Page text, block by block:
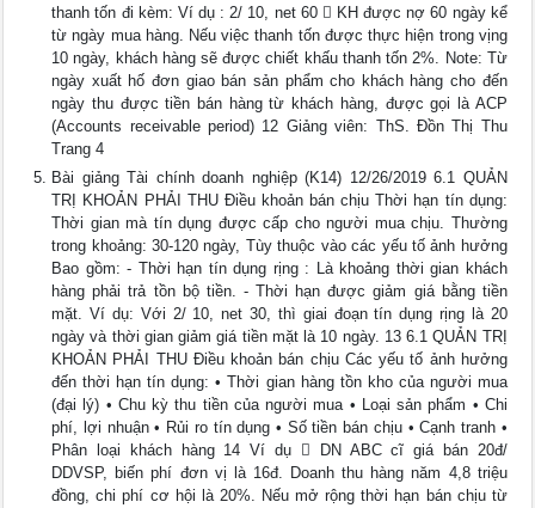
thanh tốn đi kèm: Ví dụ : 2/ 10, net 60  KH được nợ 60 ngày kể
từ ngày mua hàng. Nếu việc thanh tốn được thực hiện trong vịng
10 ngày, khách hàng sẽ được chiết khấu thanh tốn 2%. Note: Từ
ngày xuất hố đơn giao bán sản phẩm cho khách hàng cho đến
ngày thu được tiền bán hàng từ khách hàng, được gọi là ACP
(Accounts receivable period) 12 Giảng viên: ThS. Đồn Thị Thu
Trang 4
Bài giảng Tài chính doanh nghiệp (K14) 12/26/2019 6.1 QUẢN
TRỊ KHOẢN PHẢI THU Điều khoản bán chịu Thời hạn tín dụng:
Thời gian mà tín dụng được cấp cho người mua chịu. Thường
trong khoảng: 30-120 ngày, Tùy thuộc vào các yếu tố ảnh hưởng
Bao gồm: - Thời hạn tín dụng rịng : Là khoảng thời gian khách
hàng phải trả tồn bộ tiền. - Thời hạn được giảm giá bằng tiền
mặt. Ví dụ: Với 2/ 10, net 30, thì giai đoạn tín dụng rịng là 20
ngày và thời gian giảm giá tiền mặt là 10 ngày. 13 6.1 QUẢN TRỊ
KHOẢN PHẢI THU Điều khoản bán chịu Các yếu tố ảnh hưởng
đến thời hạn tín dụng: • Thời gian hàng tồn kho của người mua
(đại lý) • Chu kỳ thu tiền của người mua • Loại sản phẩm • Chi
phí, lợi nhuận • Rủi ro tín dụng • Số tiền bán chịu • Cạnh tranh •
Phân loại khách hàng 14 Ví dụ  DN ABC cĩ giá bán 20đ/
DDVSP, biến phí đơn vị là 16đ. Doanh thu hàng năm 4,8 triệu
đồng, chi phí cơ hội là 20%. Nếu mở rộng thời hạn bán chịu từ